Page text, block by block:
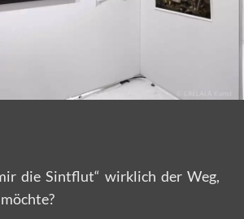
die Sintflut“ wirklich der Weg,